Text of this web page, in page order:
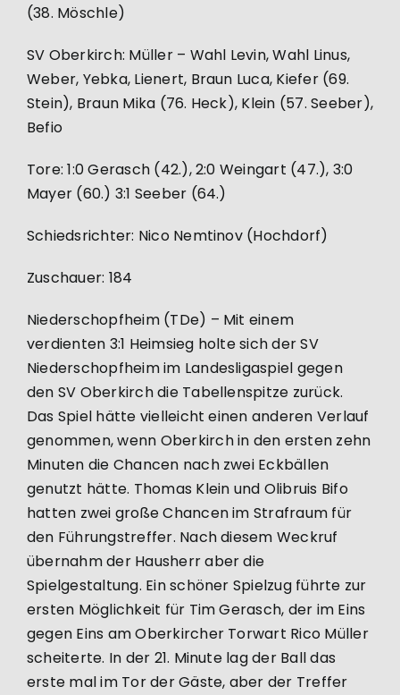
(38. Möschle)
SV Oberkirch: Müller – Wahl Levin, Wahl Linus,
Weber, Yebka, Lienert, Braun Luca, Kiefer (69.
Stein), Braun Mika (76. Heck), Klein (57. Seeber),
Befio
Tore: 1:0 Gerasch (42.), 2:0 Weingart (47.), 3:0
Mayer (60.) 3:1 Seeber (64.)
Schiedsrichter: Nico Nemtinov (Hochdorf)
Zuschauer: 184
Niederschopfheim (TDe) – Mit einem
verdienten 3:1 Heimsieg holte sich der SV
Niederschopfheim im Landesligaspiel gegen
den SV Oberkirch die Tabellenspitze zurück.
Das Spiel hätte vielleicht einen anderen Verlauf
genommen, wenn Oberkirch in den ersten zehn
Minuten die Chancen nach zwei Eckbällen
genutzt hätte. Thomas Klein und Olibruis Bifo
hatten zwei große Chancen im Strafraum für
den Führungstreffer. Nach diesem Weckruf
übernahm der Hausherr aber die
Spielgestaltung. Ein schöner Spielzug führte zur
ersten Möglichkeit für Tim Gerasch, der im Eins
gegen Eins am Oberkircher Torwart Rico Müller
scheiterte. In der 21. Minute lag der Ball das
erste mal im Tor der Gäste, aber der Treffer